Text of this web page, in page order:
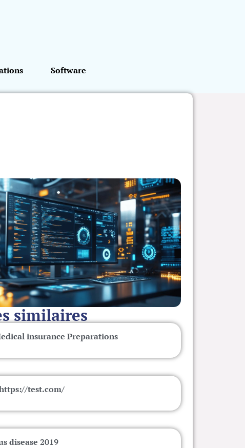
Software
similaires
insurance Preparations
test.com/
disease 2019